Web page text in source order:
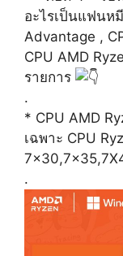
อะไรเป็นแฟนห
Advantage ,
CPU AMD
รายการ
.
* CPU AMD
เฉพาะ CPU
.